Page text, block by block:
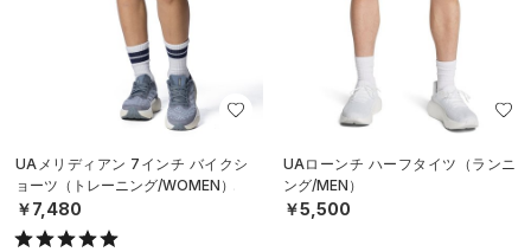
UAメリディアン 7インチ バイクシ
ョーツ（トレーニング/WOMEN）
￥7,480
UAローンチ ハーフタイツ（ランニ
ング/MEN）
￥5,500